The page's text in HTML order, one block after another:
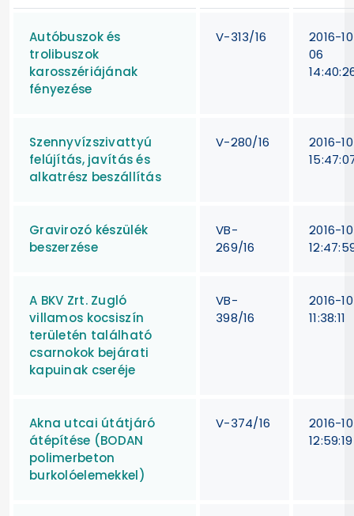
Autóbuszok és
trolibuszok
karosszériájának
fényezése
V-313/16
2016-
06
Szennyvízszivattyú
felújítás, javítás és
alkatrész beszállítás
V-280/16
2016-
Gravirozó készülék
beszerzése
VB-
269/16
2016-
A BKV Zrt. Zugló
villamos kocsiszín
területén található
csarnokok bejárati
kapuinak cseréje
VB-
398/16
2016-
11:38:11
Akna utcai útátjáró
átépítése (BODAN
polimerbeton
burkolóelemekkel)
V-374/16
2016-
12:59:19